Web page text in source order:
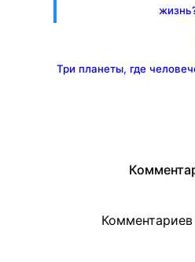
Три планеты, где
Комментариев